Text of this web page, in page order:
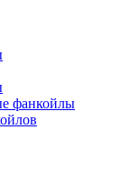
фанкойлы